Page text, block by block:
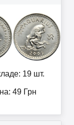
19 шт.
49Грн